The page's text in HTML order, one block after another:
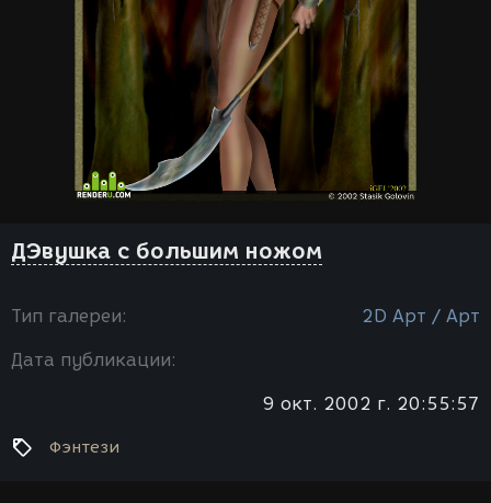
ДЭвушка с большим ножом
Тип галереи: 2D Арт / Арт
Дата публикации:
9 окт. 2002 г. 20:55:57
Фэнтези